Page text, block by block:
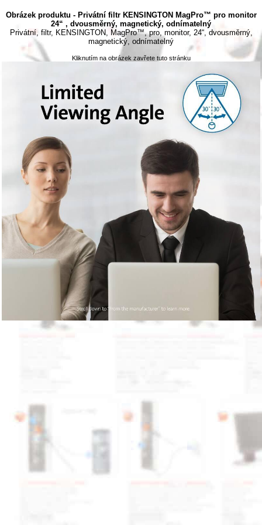
Obrázek produktu - Privátní filtr KENSINGTON MagPro™ pro monitor
24“ , dvousměrný, magnetický, odnímatelný
Privátní, filtr, KENSINGTON, MagPro™, pro, monitor, 24“, dvousměrný,
magnetický, odnímatelný
Kliknutím na obrázek zavřete tuto stránku